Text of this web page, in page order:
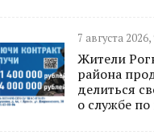
7 августа 2026,
Жители
района
делиться
о службе по